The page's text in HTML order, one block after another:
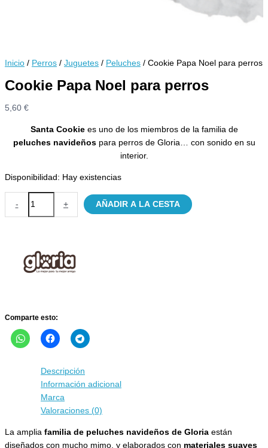
Inicio / Perros / Juguetes / Peluches / Cookie Papa Noel para perros
Cookie Papa Noel para perros
5,60 €
Santa Cookiees uno de los miembros de la familia de
peluches navideñospara perros de Gloria… con sonido en su
interior.
Disponibilidad: Hay existencias
-
Papa
cantidad
+ AÑADIR A LA CESTA
Comparte esto:
Descripción
Información adicional
Marca
Valoraciones (0)
La amplia familia de peluches navideños de Gloria están
diseñados con mucho mimo, y elaborados con materiales suaves